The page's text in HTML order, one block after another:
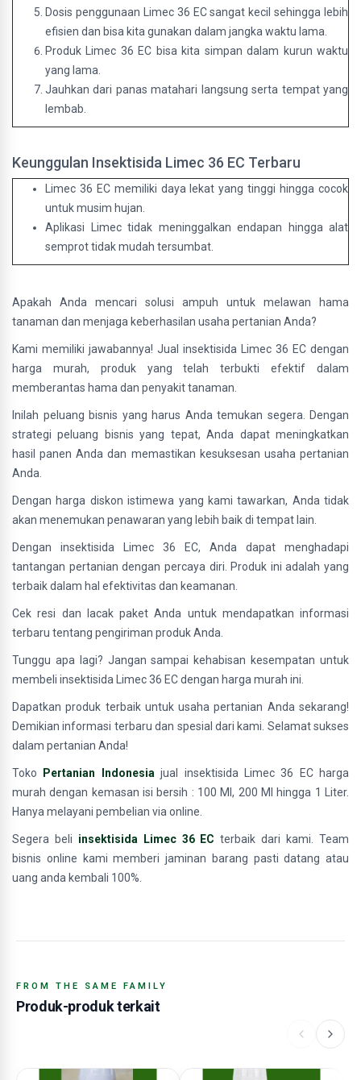
Dosis penggunaan Limec 36 EC sangat kecil sehingga lebih
efisien dan bisa kita gunakan dalam jangka waktu lama.
Produk Limec 36 EC bisa kita simpan dalam kurun waktu
yang lama.
Jauhkan dari panas matahari langsung serta tempat yang
lembab.
Keunggulan Insektisida Limec 36 EC Terbaru
Limec 36 EC memiliki daya lekat yang tinggi hingga cocok
untuk musim hujan.
Aplikasi Limec tidak meninggalkan endapan hingga alat
semprot tidak mudah tersumbat.
Apakah Anda mencari solusi ampuh untuk melawan hama
tanaman dan menjaga keberhasilan usaha pertanian Anda?
Kami memiliki jawabannya! Jual insektisida Limec 36 EC dengan
harga murah, produk yang telah terbukti efektif dalam
memberantas hama dan penyakit tanaman.
Inilah peluang bisnis yang harus Anda temukan segera. Dengan
strategi peluang bisnis yang tepat, Anda dapat meningkatkan
hasil panen Anda dan memastikan kesuksesan usaha pertanian
Anda.
Dengan harga diskon istimewa yang kami tawarkan, Anda tidak
akan menemukan penawaran yang lebih baik di tempat lain.
Dengan insektisida Limec 36 EC, Anda dapat menghadapi
tantangan pertanian dengan percaya diri. Produk ini adalah yang
terbaik dalam hal efektivitas dan keamanan.
Cek resi dan lacak paket Anda untuk mendapatkan informasi
terbaru tentang pengiriman produk Anda.
Tunggu apa lagi? Jangan sampai kehabisan kesempatan untuk
membeli insektisida Limec 36 EC dengan harga murah ini.
Dapatkan produk terbaik untuk usaha pertanian Anda sekarang!
Demikian informasi terbaru dan spesial dari kami. Selamat sukses
dalam pertanian Anda!
Toko Pertanian Indonesia jual insektisida Limec 36 EC harga
murah dengan kemasan isi bersih : 100 Ml, 200 Ml hingga 1 Liter.
Hanya melayani pembelian via online.
Segera beli insektisida Limec 36 EC terbaik dari kami. Team
bisnis online kami memberi jaminan barang pasti datang atau
uang anda kembali 100%.
FROM THE SAME FAMILY
Produk-produk terkait